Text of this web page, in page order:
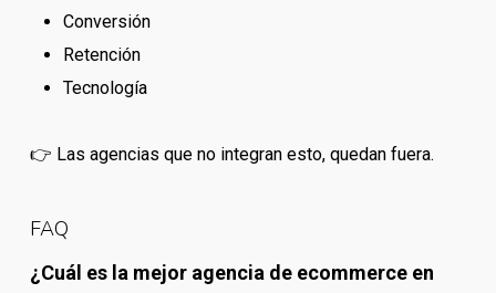
Conversión
Retención
Tecnología
👉 Las agencias que no integran esto, quedan fuera.
FAQ
¿Cuál es la mejor agencia de ecommerce en